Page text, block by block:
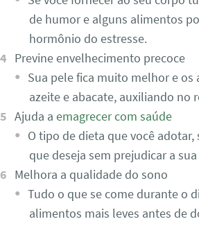
de humor e alguns alimentos
hormônio do estresse.
Previne envelhecimento precoce
Sua pele fica muito melhor e
azeite e abacate, auxiliando
Ajuda a emagrecer com saúde
O tipo de dieta que você
que deseja sem prejudicar a
Melhora a qualidade do sono
Tudo o que se come durante o
alimentos mais leves antes de